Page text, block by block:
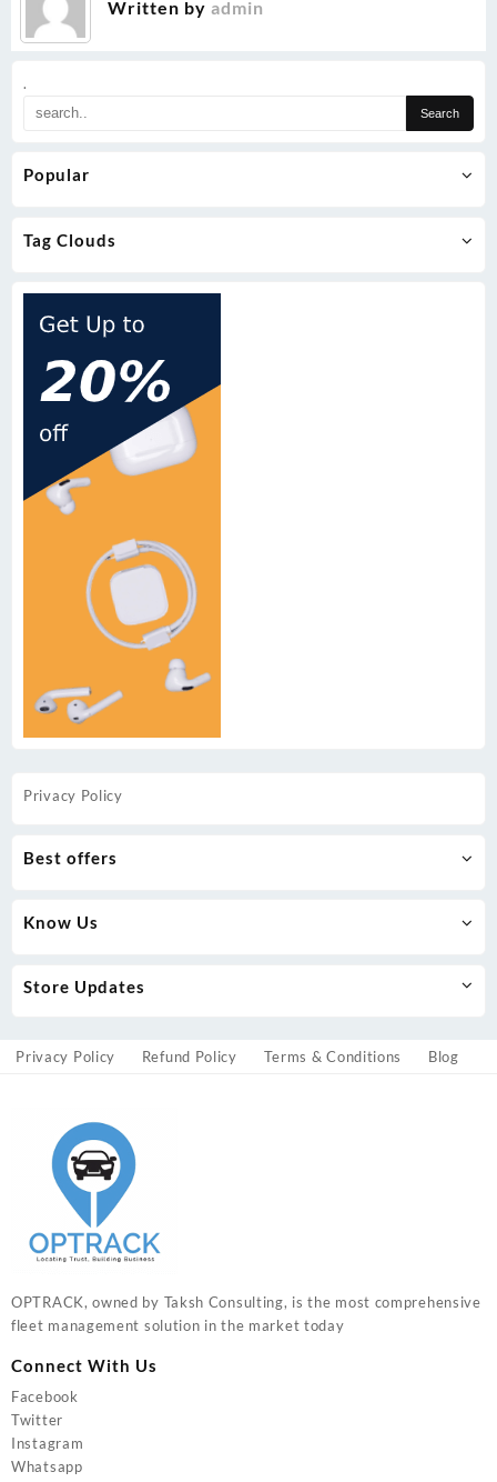
.
Popular
Tag Clouds
Written by admin
Privacy Policy
Best offers
Know Us
Store Updates
Privacy Policy Refund Policy Terms & Conditions Blog
OPTRACK, owned by Taksh Consulting, is the most comprehensive
fleet management solution in the market today
Connect With Us
Facebook
Twitter
Instagram
Whatsapp